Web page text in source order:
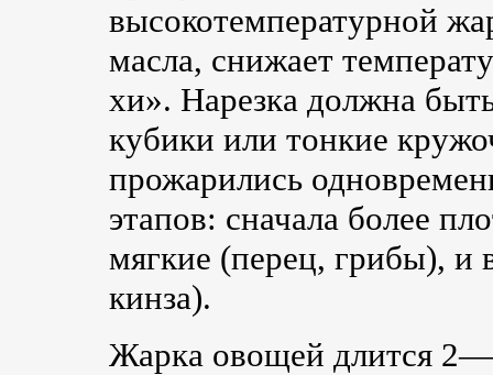
высокотемпературной
масла, снижает
хи». Нарезка должна
кубики или тонкие
прожарились
этапов: сначала более
мягкие (перец, грибы), и
кинза).
Жарка овощей длится